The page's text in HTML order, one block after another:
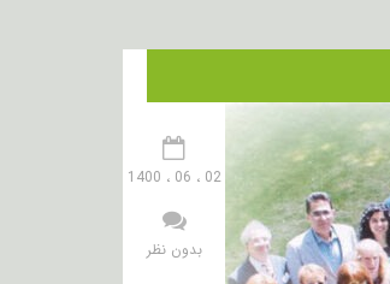
02 ، 06 ، 1400
بدون نظر